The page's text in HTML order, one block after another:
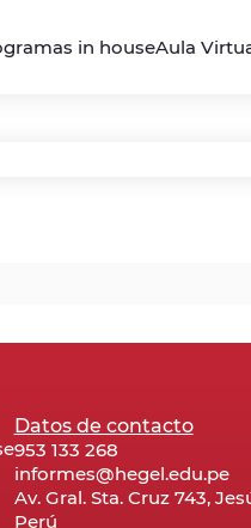
in houseAula
Datos de contacto
953 133 268
informes@hegel.edu.pe
Av. Gral. Sta. Cruz 743,
Perú